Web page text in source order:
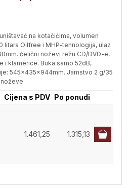
na kotačićima, volumen
litara Oilfree i MHP-tehnologija, ulaz
čelični noževi režu CD/DVD-e,
i klamerice. Buka samo 52dB,
545x435x944mm. Jamstvo 2 g/35
Cijena s PDV Po ponudi
1.461,25 1.315,13